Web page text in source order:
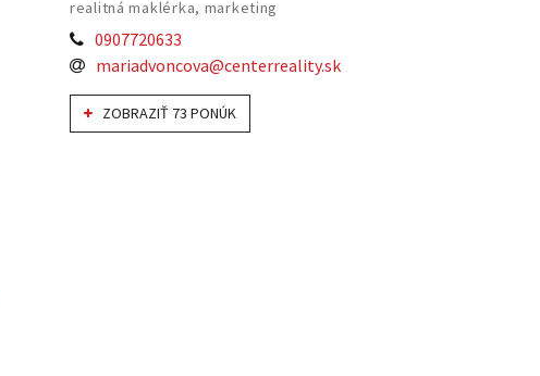
realitná maklérka, marketing
0907720633
mariadvoncova@centerreality.sk
ZOBRAZIŤ 73 PONÚK